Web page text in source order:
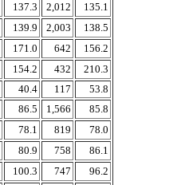
137.3 2,012
135.1
139.9 2,003
138.5
171.0 642
156.2
154.2 432
210.3
40.4 117
53.8
86.5 1,566
85.8
78.1 819
78.0
80.9 758
86.1
100.3 747
96.2